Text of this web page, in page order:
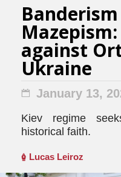
against
Ukraine
January 13,
Kiev regime
historical faith.
Lucas Leiroz